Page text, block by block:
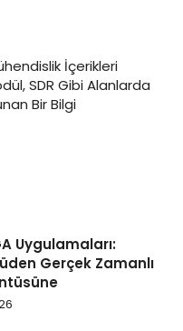
İçerikleri
SDR Gibi Alanlarda
Bir Bilgi
Uygulamaları:
Gerçek Zamanlı